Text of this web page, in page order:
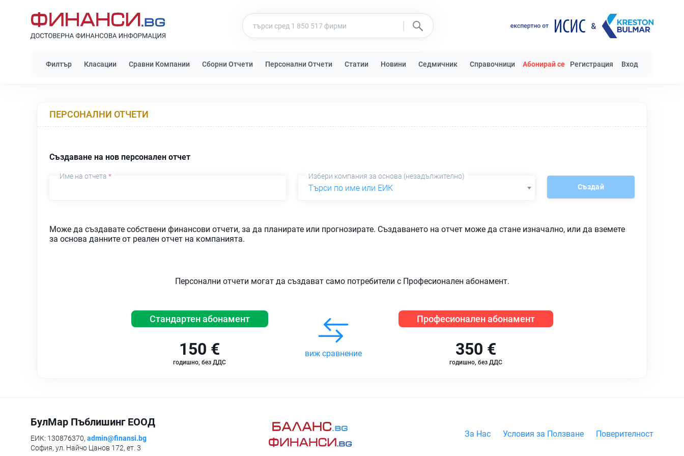
Филтър Класации Сравни Компании Сборни Отчети Персонални Отчети Статии Новини Седмичник Справочници Абонирай се Регистрация Вход
ПЕРСОНАЛНИ ОТЧЕТИ
Създаване на нов персонален отчет
Име на отчета * Избери компания за основа (незадължително)
Търси по име или ЕИК Създай
Може да създавате собствени финансови отчети, за да планирате или прогнозирате. Създаването на отчет може да стане изначално, или да вземете
за основа данните от реален отчет на компанията.
Персонални отчети могат да създават само потребители с Професионален абонамент.
Стандартен абонамент
150 €
годишно, без ДДС
виж сравнение
Професионален абонамент
350 €
годишно, без ДДС
БулМар Пъблишинг ЕООД
ЕИК: 130876370, admin@finansi.bg
София, ул. Найчо Цанов 172, ет. 3
За Нас Условия за Ползване Поверителност